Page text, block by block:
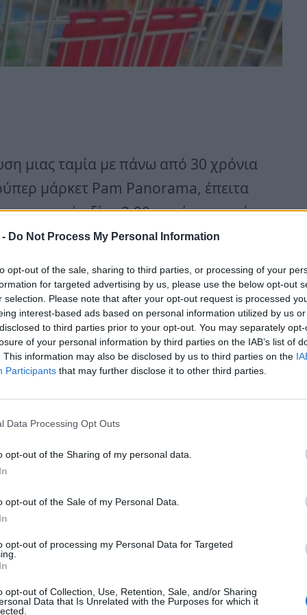
- Do Not Process My Personal Information
opt-out of the sale, sharing to third parties, or processing of your
for targeted advertising by us, please use the below opt-out
selection. Please note that after your opt-out request is processed
interest-based ads based on personal information utilized by us
to third parties prior to your opt-out. You may separately
of your personal information by third parties on the IAB’s list of
This information may also be disclosed by us to third parties on the
Participants that may further disclose it to other third parties.
Data Processing Opt Outs
opt-out of the Sharing of my personal data.
opt-out of the Sale of my Personal Data.
opt-out of processing my Personal Data for Targeted
opt-out of Collection, Use, Retention, Sale, and/or Sharing
Data that Is Unrelated with the Purposes for which it
μιας ταμία με πάνω από 30 χρόνια
μάρκετ Pam Panorama, έπειτα
αξίας 2,90 ευρώ, το οποίο
ταμείο.
της εταιρείας στην πόλη
την απόλυση «δικαιολογημένη» και
οδηγήθηκε στα δικαστήρια,
σύμφωνα με την ισπανική
και χωρίς κανένα
της πορεία,
εβδομάδες μετά το περιστατικό,
Δεν έχει κατατεθεί ποινική
κλοπή, ωστόσο η εταιρεία
να πληρώσει εκ νέου το προϊόν που